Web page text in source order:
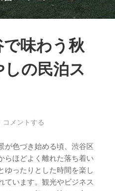
味わう秋
の民泊ス
コメントする
が色づき始める頃、渋谷区
らほどよく離れた落ち着い
ゆったりとした時間を楽し
ています。観光やビジネス